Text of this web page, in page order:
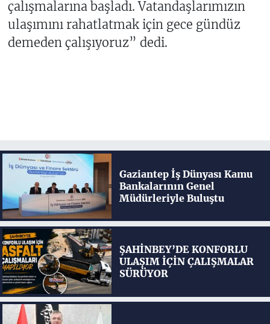
çalışmalarına başladı. Vatandaşlarımızın
ulaşımını rahatlatmak için gece gündüz
demeden çalışıyoruz” dedi.
Gaziantep İş Dünyası Kamu
Bankalarının Genel
Müdürleriyle Buluştu
ŞAHİNBEY’DE KONFORLU
ULAŞIM İÇİN ÇALIŞMALAR
SÜRÜYOR